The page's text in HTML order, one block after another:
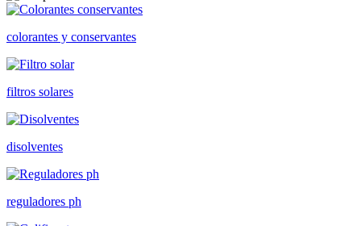
colorantes y conservantes
filtros solares
disolventes
reguladores ph